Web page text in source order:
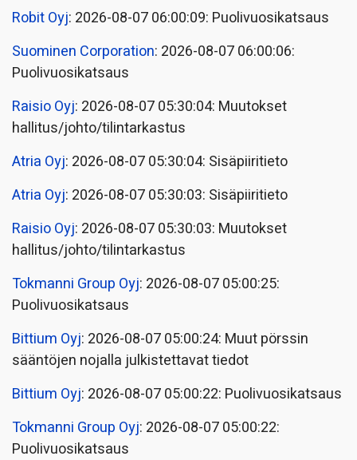
Robit Oyj: 2026-08-07 06:00:09: Puolivuosikatsaus
Suominen Corporation: 2026-08-07 06:00:06:
Puolivuosikatsaus
Raisio Oyj: 2026-08-07 05:30:04: Muutokset
hallitus/johto/tilintarkastus
Atria Oyj: 2026-08-07 05:30:04: Sisäpiiritieto
Atria Oyj: 2026-08-07 05:30:03: Sisäpiiritieto
Raisio Oyj: 2026-08-07 05:30:03: Muutokset
hallitus/johto/tilintarkastus
Tokmanni Group Oyj: 2026-08-07 05:00:25:
Puolivuosikatsaus
Bittium Oyj: 2026-08-07 05:00:24: Muut pörssin
sääntöjen nojalla julkistettavat tiedot
Bittium Oyj: 2026-08-07 05:00:22: Puolivuosikatsaus
Tokmanni Group Oyj: 2026-08-07 05:00:22:
Puolivuosikatsaus